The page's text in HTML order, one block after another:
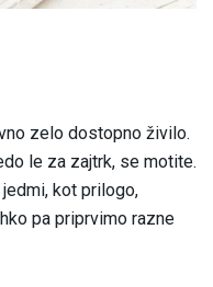
zelo dostopno živilo.
le za zajtrk, se motite.
kot prilogo,
pa priprvimo razne